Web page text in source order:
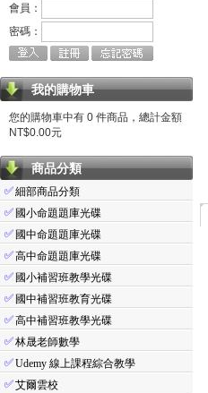
會員：
密碼：
我的購物車
您的購物車中有 0 件商品，總計金額
NT$0.00元
商品分類
✅細部商品分類
✅ 國小命題題庫光碟
✅ 國中命題題庫光碟
✅高中命題題庫光碟
✅ 國小補習班教學光碟
✅ 國中補習班教育光碟
✅高中補習班教學光碟
✅林晟老師數學
✅Udemy 線上課程綜合教學
✅艾爾雲校